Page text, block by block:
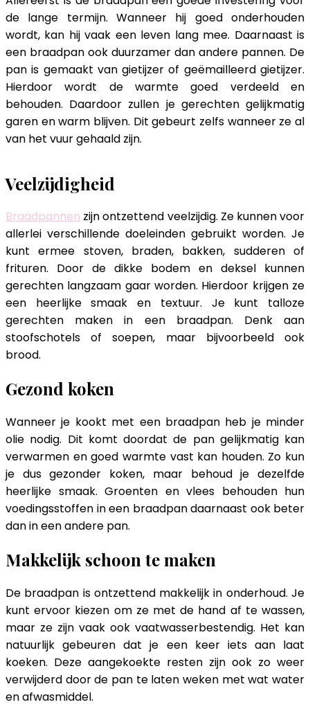
de lange termijn. Wanneer hij goed onderhouden
wordt, kan hij vaak een leven lang mee. Daarnaast is
een braadpan ook duurzamer dan andere pannen. De
pan is gemaakt van gietijzer of geëmailleerd gietijzer.
Hierdoor wordt de warmte goed verdeeld en
behouden. Daardoor zullen je gerechten gelijkmatig
garen en warm blijven. Dit gebeurt zelfs wanneer ze al
van het vuur gehaald zijn.
Veelzijdigheid
Braadpannen zijn ontzettend veelzijdig. Ze kunnen voor
allerlei verschillende doeleinden gebruikt worden. Je
kunt ermee stoven, braden, bakken, sudderen of
frituren. Door de dikke bodem en deksel kunnen
gerechten langzaam gaar worden. Hierdoor krijgen ze
een heerlijke smaak en textuur. Je kunt talloze
gerechten maken in een braadpan. Denk aan
stoofschotels of soepen, maar bijvoorbeeld ook
brood.
Gezond koken
Wanneer je kookt met een braadpan heb je minder
olie nodig. Dit komt doordat de pan gelijkmatig kan
verwarmen en goed warmte vast kan houden. Zo kun
je dus gezonder koken, maar behoud je dezelfde
heerlijke smaak. Groenten en vlees behouden hun
voedingsstoffen in een braadpan daarnaast ook beter
dan in een andere pan.
Makkelijk schoon te maken
De braadpan is ontzettend makkelijk in onderhoud. Je
kunt ervoor kiezen om ze met de hand af te wassen,
maar ze zijn vaak ook vaatwasserbestendig. Het kan
natuurlijk gebeuren dat je een keer iets aan laat
koeken. Deze aangekoekte resten zijn ook zo weer
verwijderd door de pan te laten weken met wat water
en afwasmiddel.